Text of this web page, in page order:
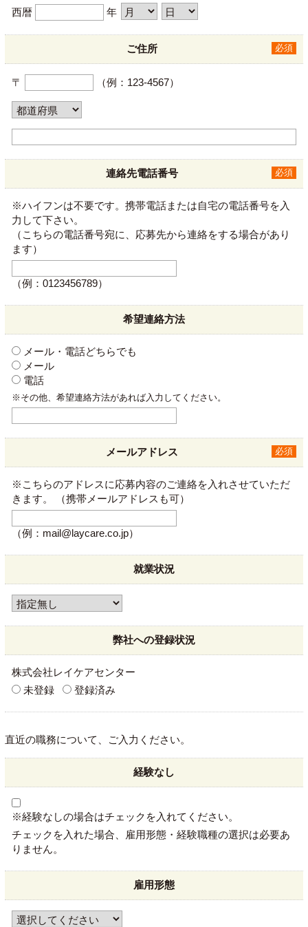
西暦 年
ご住所 必須
〒 （例：123-4567）
連絡先電話番号 必須
※ハイフンは不要です。携帯電話または自宅の電話番号を入
力して下さい。
（こちらの電話番号宛に、応募先から連絡をする場合があり
ます）
（例：0123456789）
希望連絡方法
メール・電話どちらでも
メール
電話
※その他、希望連絡方法があれば入力してください。
メールアドレス 必須
※こちらのアドレスに応募内容のご連絡を入れさせていただ
きます。
（携帯メールアドレスも可）
（例：mail@laycare.co.jp）
就業状況
弊社への登録状況
株式会社レイケアセンター
未登録
登録済み
直近の職務について、ご入力ください。
経験なし
※経験なしの場合はチェックを入れてください。
チェックを入れた場合、雇用形態・経験職種の選択は必要あ
りません。
雇用形態